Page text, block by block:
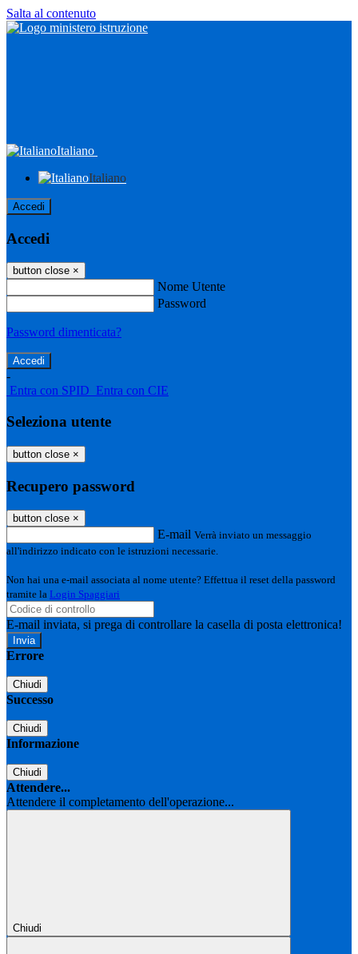
Salta al contenuto
Italiano
Italiano
Accedi
Accedi
button close ×
Nome Utente
Password
Password dimenticata?
-
Entra con SPID Entra con CIE
Seleziona utente
button close ×
Recupero password
button close ×
E-mail Verrà inviato un messaggio
all'indirizzo indicato con le istruzioni necessarie.
Non hai una e-mail associata al nome utente? Effettua il reset della password
tramite la Login Spaggiari
E-mail inviata, si prega di controllare la casella di posta elettronica!
Errore
Chiudi
Successo
Chiudi
Informazione
Chiudi
Attendere...
Attendere il completamento dell'operazione...
Chiudi